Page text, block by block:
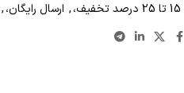
15 تا 25 درصد تخفیف، , ارسال رایگان،,